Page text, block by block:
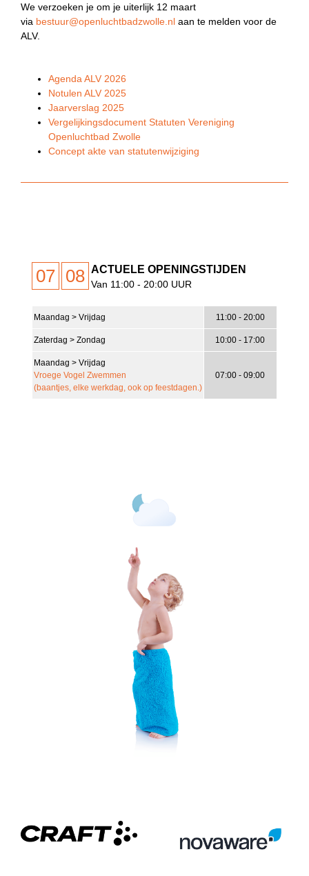
We verzoeken je om je uiterlijk 12 maart
via bestuur@openluchtbadzwolle.nlaan te melden voor de
ALV.
Agenda ALV 2026
Notulen ALV 2025
Jaarverslag 2025
Vergelijkingsdocument Statuten Vereniging
Openluchtbad Zwolle
Concept akte van statutenwijziging
07 08 ACTUELE OPENINGSTIJDEN
Van 11:00 - 20:00 UUR
Maandag > Vrijdag 11:00 - 20:00
Zaterdag > Zondag 10:00 - 17:00
Maandag > Vrijdag
Vroege Vogel Zwemmen
(baantjes, elke werkdag, ook op feestdagen.)
07:00 - 09:00
Zeer Lichte Bewolking
Wind Gust